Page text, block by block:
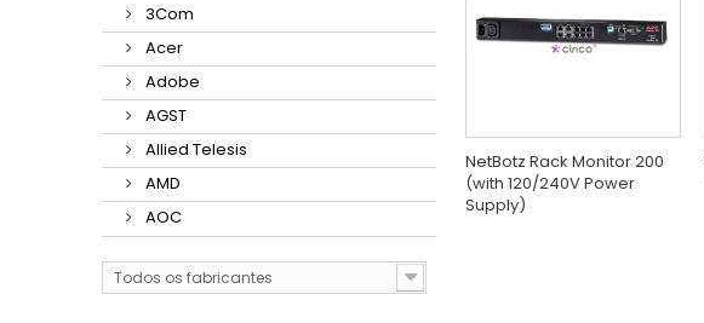
3Com
Acer
Adobe
AGST
Allied Telesis
AMD
AOC
Todos os fabricantes
NetBotz Rack Monitor 200
(with 120/240V Power
Supply)